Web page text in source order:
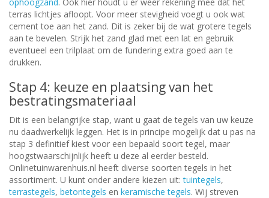
terras lichtjes afloopt. Voor meer stevigheid voegt u ook wat
cement toe aan het zand. Dit is zeker bij de wat grotere tegels
aan te bevelen. Strijk het zand glad met een lat en gebruik
eventueel een trilplaat om de fundering extra goed aan te
drukken.
Stap 4: keuze en plaatsing van het
bestratingsmateriaal
Dit is een belangrijke stap, want u gaat de tegels van uw keuze
nu daadwerkelijk leggen. Het is in principe mogelijk dat u pas na
stap 3 definitief kiest voor een bepaald soort tegel, maar
hoogstwaarschijnlijk heeft u deze al eerder besteld.
Onlinetuinwarenhuis.nl heeft diverse soorten tegels in het
assortiment. U kunt onder andere kiezen uit:tuintegels,
terrastegels, betontegels en keramische tegels. Wij streven